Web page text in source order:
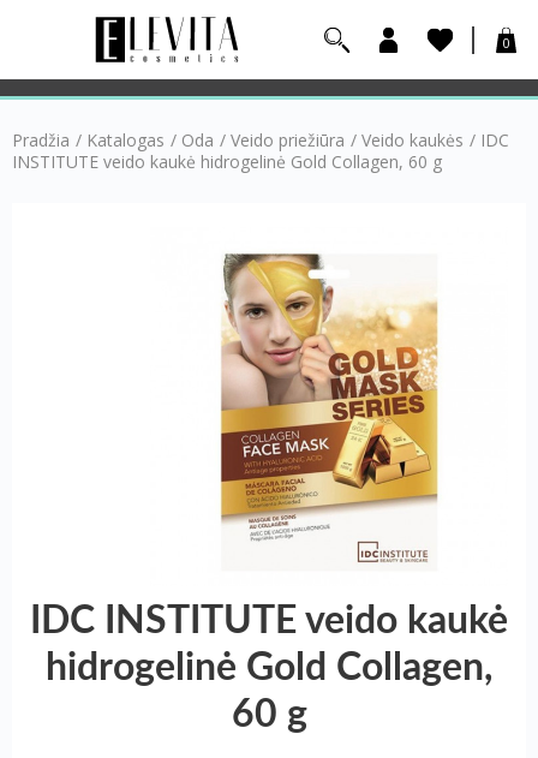
0
Pradžia / Katalogas / Oda / Veido priežiūra / Veido kaukės / IDC
INSTITUTE veido kaukė hidrogelinė Gold Collagen, 60 g
IDC INSTITUTE veido kaukė
hidrogelinė Gold Collagen,
60 g